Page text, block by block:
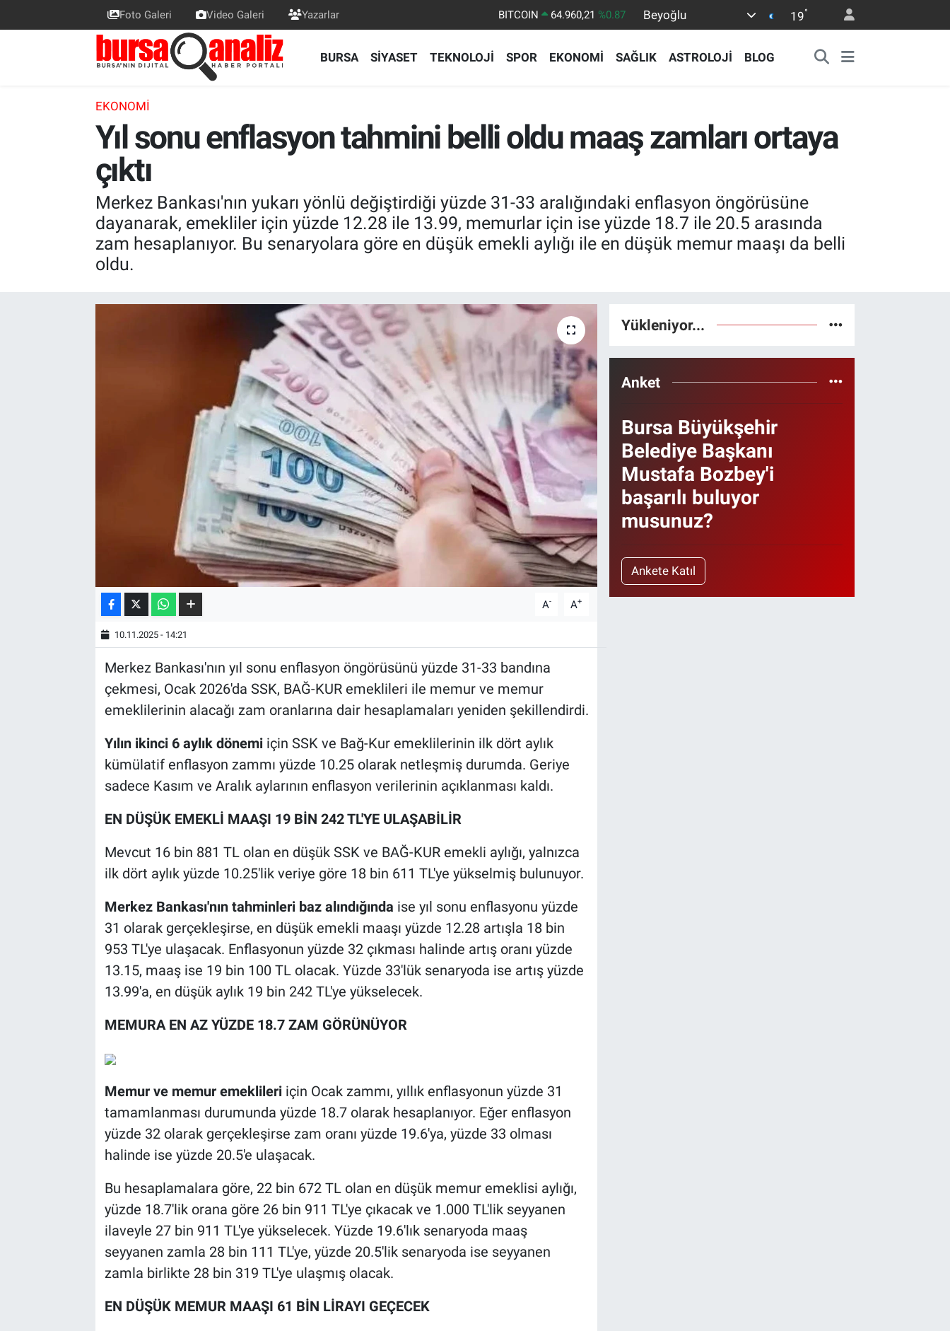
Foto Galeri Video Galeri Yazarlar BITCOIN 64.960,21 %0.87
EURO
55,2510 %0.32
BİST100
13.779 %-14
Beyoğlu 19°
BURSA SİYASET TEKNOLOJİ SPOR EKONOMİ SAĞLIK ASTROLOJİ BLOG
EKONOMI
Yıl sonu enflasyon tahmini belli oldu maaş zamları ortaya
çıktı
Merkez Bankası'nın yukarı yönlü değiştirdiği yüzde 31-33 aralığındaki enflasyon öngörüsüne
dayanarak, emekliler için yüzde 12.28 ile 13.99, memurlar için ise yüzde 18.7 ile 20.5 arasında
zam hesaplanıyor. Bu senaryolara göre en düşük emekli aylığı ile en düşük memur maaşı da belli
oldu.
A- A+
10.11.2025 - 14:21
Merkez Bankası'nın yıl sonu enflasyon öngörüsünü yüzde 31-33 bandına
çekmesi, Ocak 2026'da SSK, BAĞ-KUR emeklileri ile memur ve memur
emeklilerinin alacağı zam oranlarına dair hesaplamaları yeniden şekillendirdi.
Yılın ikinci 6 aylık dönemiiçin SSK ve Bağ-Kur emeklilerinin ilk dört aylık
kümülatif enflasyon zammı yüzde 10.25 olarak netleşmiş durumda. Geriye
sadece Kasım ve Aralık aylarının enflasyon verilerinin açıklanması kaldı.
EN DÜŞÜK EMEKLİ MAAŞI 19 BİN 242 TL'YE ULAŞABİLİR
Mevcut 16 bin 881 TL olan en düşük SSK ve BAĞ-KUR emekli aylığı, yalnızca
ilk dört aylık yüzde 10.25'lik veriye göre 18 bin 611 TL'ye yükselmiş bulunuyor.
Merkez Bankası'nın tahminleri baz alındığında ise yıl sonu enflasyonu yüzde
31 olarak gerçekleşirse, en düşük emekli maaşı yüzde 12.28 artışla 18 bin
953 TL'ye ulaşacak. Enflasyonun yüzde 32 çıkması halinde artış oranı yüzde
13.15, maaş ise 19 bin 100 TL olacak. Yüzde 33'lük senaryoda ise artış yüzde
13.99'a, en düşük aylık 19 bin 242 TL'ye yükselecek.
MEMURA EN AZ YÜZDE 18.7 ZAM GÖRÜNÜYOR
Memur ve memur emeklileriiçin Ocak zammı, yıllık enflasyonun yüzde 31
tamamlanması durumunda yüzde 18.7 olarak hesaplanıyor. Eğer enflasyon
yüzde 32 olarak gerçekleşirse zam oranı yüzde 19.6'ya, yüzde 33 olması
halinde ise yüzde 20.5'e ulaşacak.
Bu hesaplamalara göre, 22 bin 672 TL olan en düşük memur emeklisi aylığı,
yüzde 18.7'lik orana göre 26 bin 911 TL'ye çıkacak ve 1.000 TL'lik seyyanen
ilaveyle 27 bin 911 TL'ye yükselecek. Yüzde 19.6'lık senaryoda maaş
seyyanen zamla 28 bin 111 TL'ye, yüzde 20.5'lik senaryoda ise seyyanen
zamla birlikte 28 bin 319 TL'ye ulaşmış olacak.
EN DÜŞÜK MEMUR MAAŞI 61 BİN LİRAYI GEÇECEK
Yükleniyor...
Anket
Bursa Büyükşehir
Belediye Başkanı
Mustafa Bozbey'i
başarılı buluyor
musunuz?
Ankete Katıl
TEKNOLOJİ
ASTROLOJİ
Nöbetçi Eczaneler
Trafik Durumu
Süper Lig Puan Durumu ve Fikstür
Tüm Manşetler
Son Dakika Haberleri
Haber Arşivi